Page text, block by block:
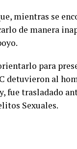
mientras se
de manera
para
al
fue trasladado
Sexuales.